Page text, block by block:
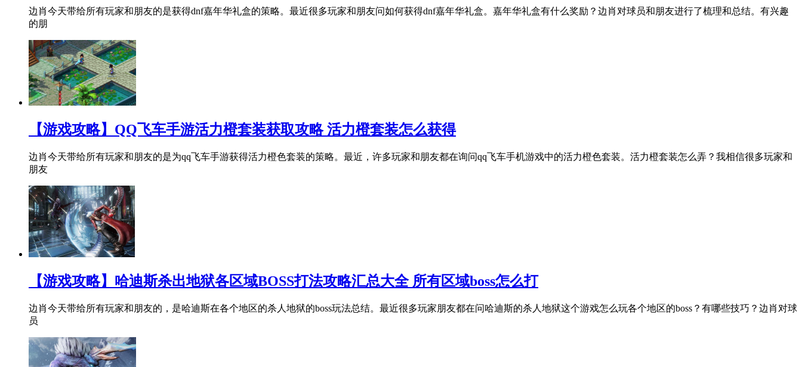
边肖今天带给所有玩家和朋友的是获得dnf嘉年华礼盒的策略。最近很多玩家和朋友问如何获得dnf嘉年华礼盒。嘉年华礼盒有什么奖励？边肖对球员和朋友进行了梳理和总结。有兴趣
的朋
【游戏攻略】QQ飞车手游活力橙套装获取攻略 活力橙套装怎么获得
边肖今天带给所有玩家和朋友的是为qq飞车手游获得活力橙色套装的策略。最近，许多玩家和朋友都在询问qq飞车手机游戏中的活力橙色套装。活力橙套装怎么弄？我相信很多玩家和
朋友
【游戏攻略】哈迪斯杀出地狱各区域BOSS打法攻略汇总大全 所有区域boss怎么打
边肖今天带给所有玩家和朋友的，是哈迪斯在各个地区的杀人地狱的boss玩法总结。最近很多玩家朋友都在问哈迪斯的杀人地狱这个游戏怎么玩各个地区的boss？有哪些技巧？边肖对球
员